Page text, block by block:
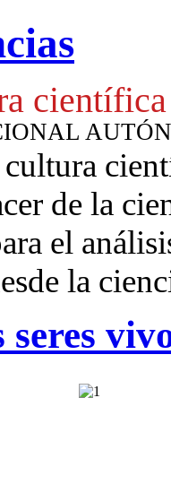
científica
de la
el
la
seres